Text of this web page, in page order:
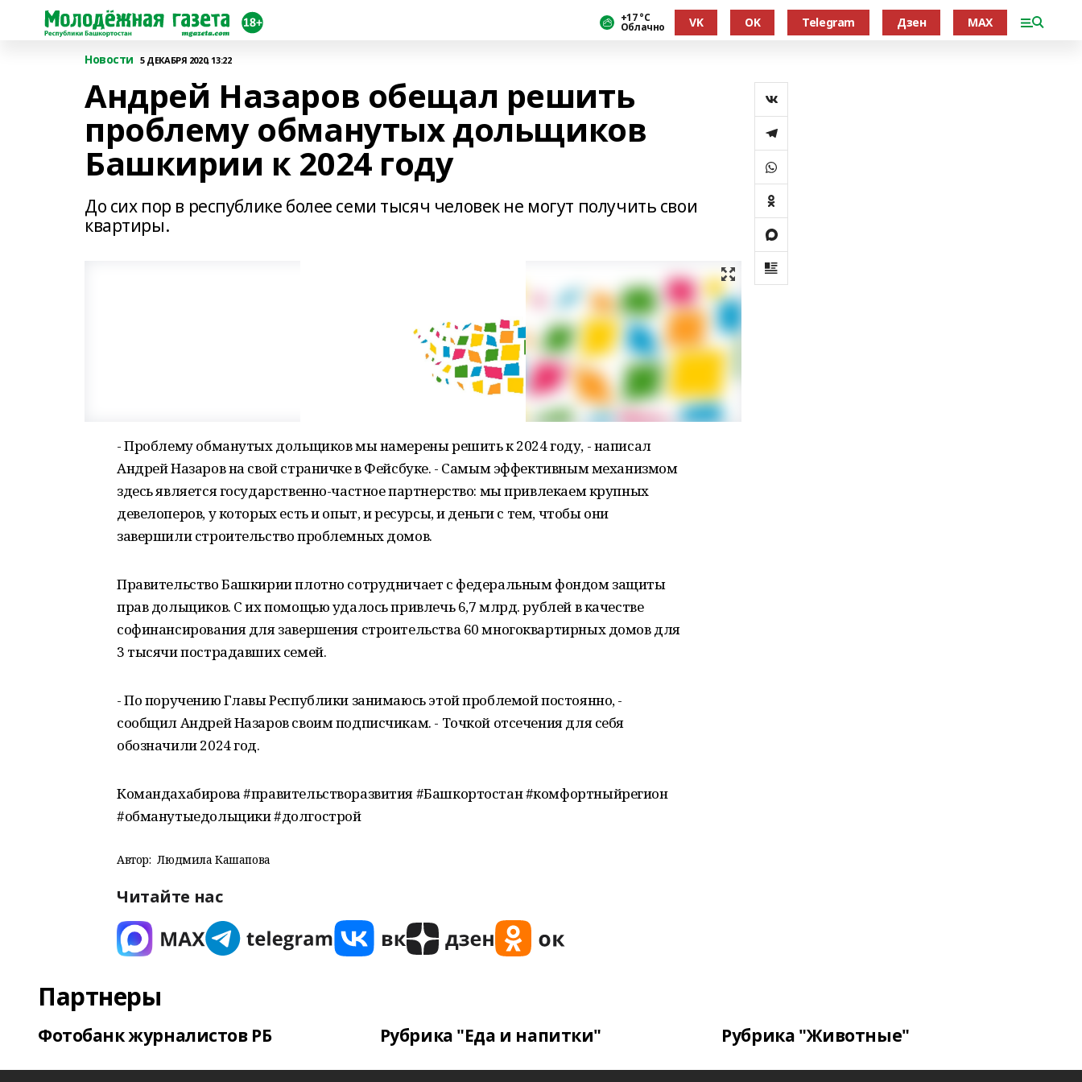
+17 °С
Облачно VK OK Telegram Дзен MAX
Новости 5 ДЕКАБРЯ 2020, 13:22
Андрей Назаров обещал решить
проблему обманутых дольщиков
Башкирии к 2024 году
До сих пор в республике более семи тысяч человек не могут получить свои
квартиры.
- Проблему обманутых дольщиков мы намерены решить к 2024 году, - написал
Андрей Назаров на свой страничке в Фейсбуке. - Самым эффективным механизмом
здесь является государственно-частное партнерство: мы привлекаем крупных
девелоперов, у которых есть и опыт, и ресурсы, и деньги с тем, чтобы они
завершили строительство проблемных домов.
Правительство Башкирии плотно сотрудничает с федеральным фондом защиты
прав дольщиков. С их помощью удалось привлечь 6,7 млрд. рублей в качестве
софинансирования для завершения строительства 60 многоквартирных домов для
3 тысячи пострадавших семей.
- По поручению Главы Республики занимаюсь этой проблемой постоянно, -
сообщил Андрей Назаров своим подписчикам. - Точкой отсечения для себя
обозначили 2024 год.
Командахабирова #правительстворазвития #Башкортостан #комфортныйрегион
#обманутыедольщики #долгострой
Автор: Людмила Кашапова
Читайте нас
Партнеры
Фотобанк журналистов РБ Рубрика "Еда и напитки" Рубрика "Животные"